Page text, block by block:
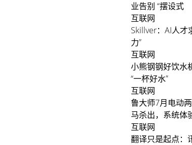
业告别 “摆设式
互联网
Skillver：AI人才
力”
互联网
小熊钢钢好饮水
“一杯好水”
互联网
鲁大师7月电动
马杀出，系统体
互联网
翻译只是起点：